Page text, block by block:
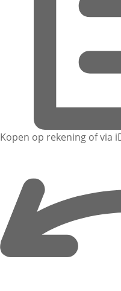
Kopen op rekening of via